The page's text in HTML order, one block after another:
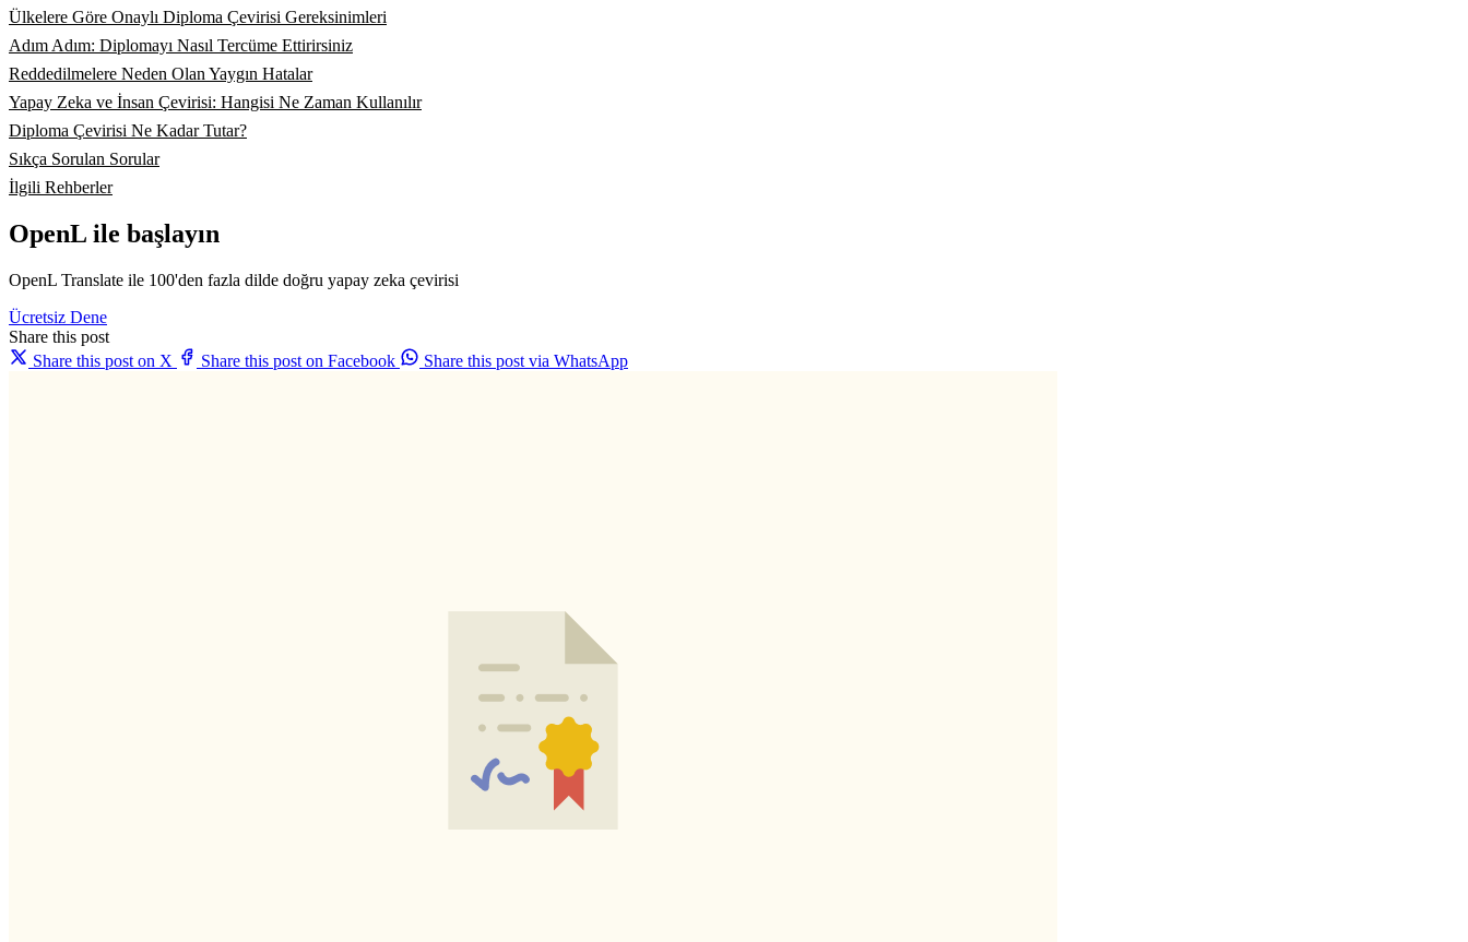
Ülkelere Göre Onaylı Diploma Çevirisi Gereksinimleri
Adım Adım: Diplomayı Nasıl Tercüme Ettirirsiniz
Reddedilmelere Neden Olan Yaygın Hatalar
Yapay Zeka ve İnsan Çevirisi: Hangisi Ne Zaman Kullanılır
Diploma Çevirisi Ne Kadar Tutar?
Sıkça Sorulan Sorular
İlgili Rehberler
OpenL ile başlayın
OpenL Translate ile 100'den fazla dilde doğru yapay zeka çevirisi
Ücretsiz Dene
Share this post
Share this post on X
Share this post on Facebook Share this post via WhatsApp